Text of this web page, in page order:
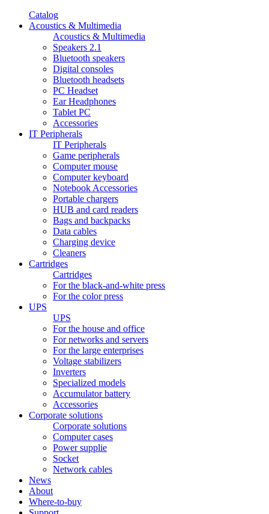
Catalog
Acoustics & Multimedia
Acoustics & Multimedia
Speakers 2.1
Bluetooth speakers
Digital consoles
Bluetooth headsets
PC Headset
Ear Headphones
Tablet PC
Accessories
IT Peripherals
IT Peripherals
Game peripherals
Computer mouse
Computer keyboard
Notebook Accessories
Portable chargers
HUB and card readers
Bags and backpacks
Data cables
Charging device
Cleaners
Cartridges
Cartridges
For the black-and-white press
For the color press
UPS
UPS
For the house and office
For networks and servers
For the large enterprises
Voltage stabilizers
Inverters
Specialized models
Accumulator battery
Accessories
Corporate solutions
Corporate solutions
Computer cases
Power supplie
Socket
Network cables
News
About
Where-to-buy